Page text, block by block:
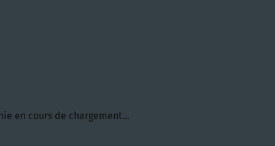
en cours de chargement...